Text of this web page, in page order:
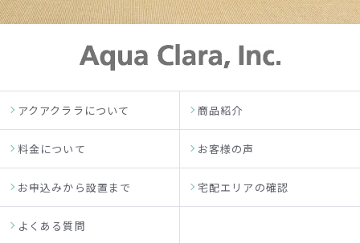
アクアクララについて 商品紹介
料金について お客様の声
お申込みから設置まで 宅配エリアの確認
よくある質問